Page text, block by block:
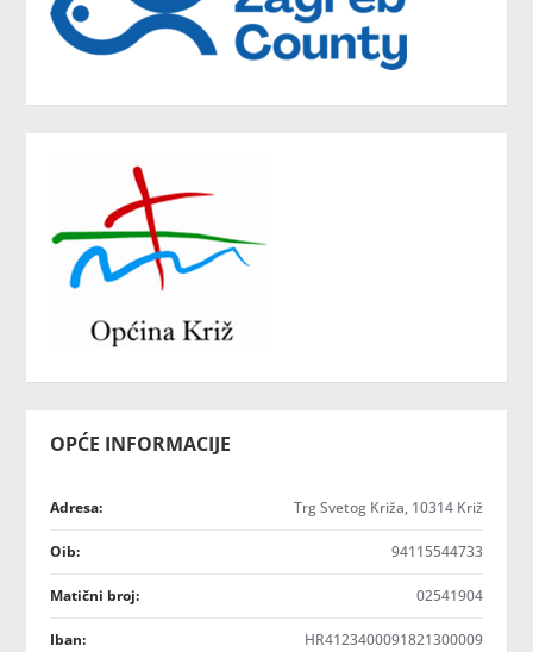
OPĆE INFORMACIJE
Adresa: Trg Svetog Križa, 10314 Križ
Oib: 94115544733
Matični broj: 02541904
Iban: HR4123400091821300009